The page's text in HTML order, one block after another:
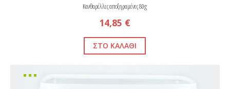
Κανθαρέλλες αποξηραμένες 80g
14,85 €